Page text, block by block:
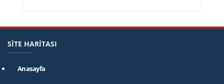
SİTE HARİTASI
Anasayfa